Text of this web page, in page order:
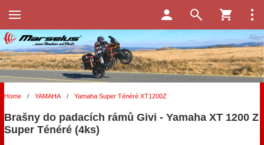
Home / YAMAHA / Yamaha Super Ténéré XT1200Z
Brašny do padacích rámů Givi - Yamaha XT 1200 Z
Super Ténéré (4ks)